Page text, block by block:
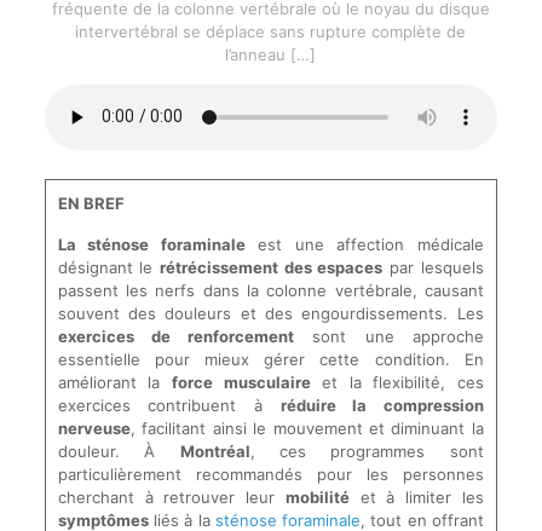
fréquente de la colonne vertébrale où le noyau du disque
intervertébral se déplace sans rupture complète de
l’anneau […]
EN BREF
La sténose foraminaleest une affection médicale
désignant lerétrécissement des espaces par lesquels
passent les nerfs dans la colonne vertébrale, causant
souvent des douleurs et des engourdissements. Les
exercices de renforcement sont une approche
essentielle pour mieux gérer cette condition. En
améliorant la force musculaireet la flexibilité, ces
exercices contribuent à réduire la compression
nerveuse, facilitant ainsi le mouvement et diminuant la
douleur. À Montréal, ces programmes sont
particulièrement recommandés pour les personnes
cherchant à retrouver leur mobilitéet à limiter les
symptômesliés à la sténose foraminale, tout en offrant